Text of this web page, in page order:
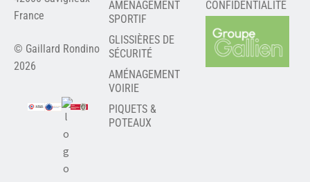
France
© Gaillard Rondino
2026
AMÉNAGEMENT
SPORTIF
GLISSIÈRES DE
SÉCURITÉ
AMÉNAGEMENT
VOIRIE
PIQUETS &
POTEAUX
CONFIDENTIALITÉ